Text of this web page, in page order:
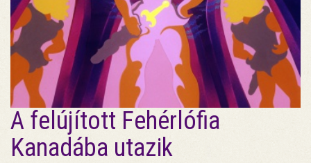
A felújított Fehérlófia
Kanadába utazik